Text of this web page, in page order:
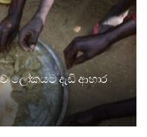
ලෝකයට දැඩි ආහාර